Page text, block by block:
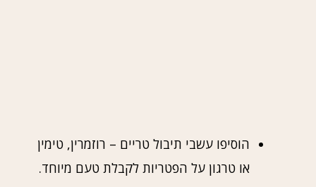
הוסיפו עשבי תיבול טריים – רוזמרין, טימין
או טרגון על הפטריות לקבלת טעם מיוחד.